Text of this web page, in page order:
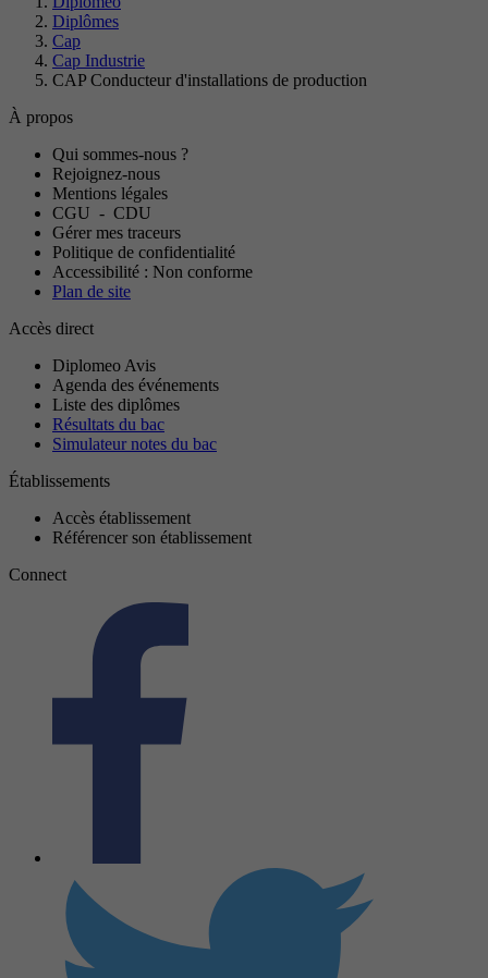
Diplômes
Cap
Cap Industrie
CAP Conducteur d'installations de production
À propos
Qui sommes-nous ?
Rejoignez-nous
Mentions légales
CGU - CDU
Gérer mes traceurs
Politique de confidentialité
Accessibilité : Non conforme
Plan de site
Accès direct
Diplomeo Avis
Agenda des événements
Liste des diplômes
Résultats du bac
Simulateur notes du bac
Établissements
Accès établissement
Référencer son établissement
Connect